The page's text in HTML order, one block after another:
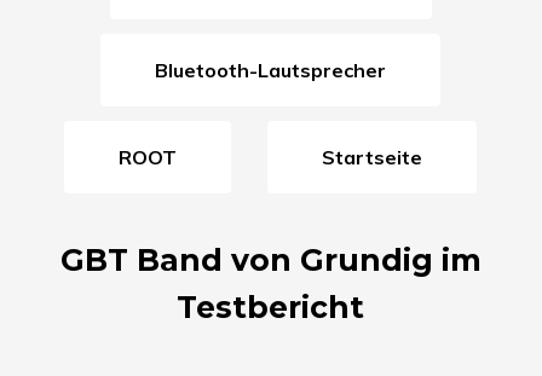
Bluetooth-Lautsprecher
ROOT Startseite
GBT Band von Grundig im
Testbericht